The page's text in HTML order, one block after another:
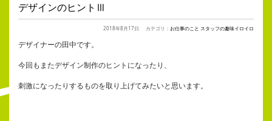
デザインのヒントⅢ
2018年8月17日 カテゴリ： お仕事のこと スタッフの趣味イロイロ
デザイナーの田中です。
今回もまたデザイン制作のヒントになったり、
刺激になったりするものを取り上げてみたいと思います。